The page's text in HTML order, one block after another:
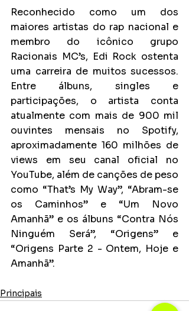
Reconhecido como um dos
maiores artistas do rap nacional e
membro do icônico grupo
Racionais MC’s, Edi Rock ostenta
uma carreira de muitos sucessos.
Entre álbuns, singles e
participações, o artista conta
atualmente com mais de 900 mil
ouvintes mensais no Spotify,
aproximadamente 160 milhões de
views em seu canal oficial no
YouTube, além de canções de peso
como “That’s My Way”, “Abram-se
os Caminhos” e “Um Novo
Amanhã” e os álbuns “Contra Nós
Ninguém Será”, “Origens” e
“Origens Parte 2 - Ontem, Hoje e
Amanhã”.
Principais